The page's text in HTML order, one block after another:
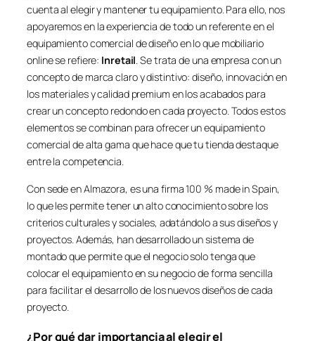
cuenta al elegir y mantener tu equipamiento. Para ello, nos
apoyaremos en la experiencia de todo un referente en el
equipamiento comercial de diseño en lo que mobiliario
online se refiere: Inretail. Se trata de una empresa con un
concepto de marca claro y distintivo: diseño, innovación en
los materiales y calidad premium en los acabados para
crear un concepto redondo en cada proyecto. Todos estos
elementos se combinan para ofrecer un equipamiento
comercial de alta gama que hace que tu tienda destaque
entre la competencia.
Con sede en Almazora, es una firma 100 % made in Spain,
lo que les permite tener un alto conocimiento sobre los
criterios culturales y sociales, adatándolo a sus diseños y
proyectos. Además, han desarrollado un sistema de
montado que permite que el negocio solo tenga que
colocar el equipamiento en su negocio de forma sencilla
para facilitar el desarrollo de los nuevos diseños de cada
proyecto.
¿Por qué dar importancia al elegir el